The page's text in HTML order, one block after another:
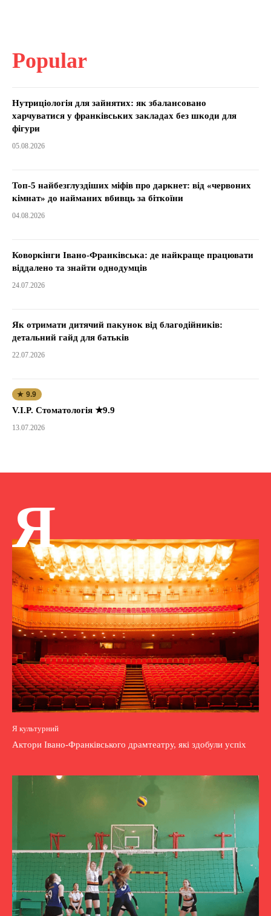
Popular
Нутриціологія для зайнятих: як збалансовано
харчуватися у франківських закладах без шкоди для
фігури
05.08.2026
Топ-5 найбезглуздіших міфів про даркнет: від «червоних
кімнат» до найманих вбивць за біткоїни
04.08.2026
Коворкінги Івано-Франківська: де найкраще працювати
віддалено та знайти однодумців
24.07.2026
Як отримати дитячий пакунок від благодійників:
детальний гайд для батьків
22.07.2026
★ 9.9
V.I.P. Стоматологія ★9.9
13.07.2026
Я
Я культурний
Актори Івано-Франківського драмтеатру, які здобули успіх